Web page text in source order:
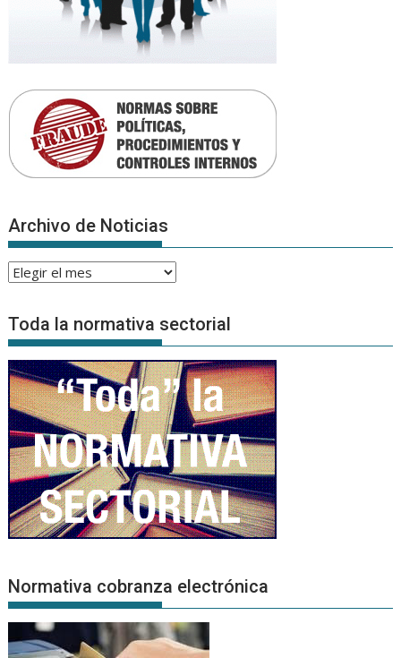
Archivo de Noticias
Archivo
Noticias
Toda la normativa sectorial
Normativa cobranza electrónica